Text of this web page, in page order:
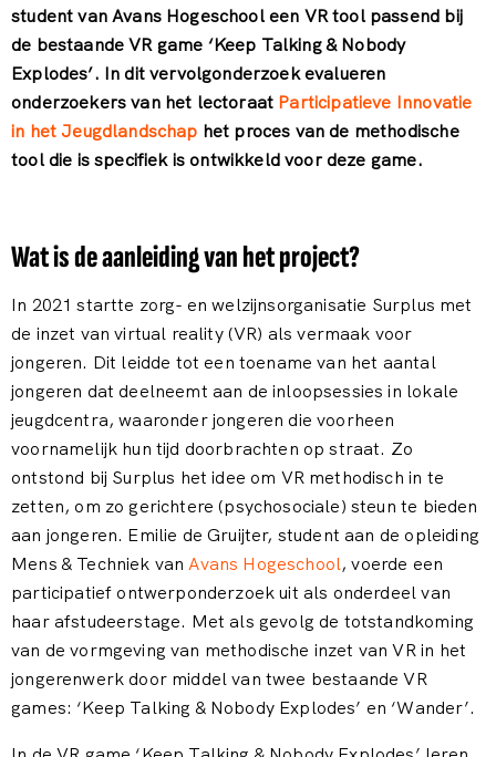
student van Avans Hogeschool een VR tool passend bij
de bestaande VR game ‘Keep Talking & Nobody
Explodes’. In dit vervolgonderzoek evalueren
onderzoekers van het lectoraat Participatieve Innovatie
in het Jeugdlandschap het proces van de methodische
tool die is specifiek is ontwikkeld voor deze game.
Wat is de aanleiding van het project?
In 2021 startte zorg- en welzijnsorganisatie Surplus met
de inzet van virtual reality (VR) als vermaak voor
jongeren. Dit leidde tot een toename van het aantal
jongeren dat deelneemt aan de inloopsessies in lokale
jeugdcentra, waaronder jongeren die voorheen
voornamelijk hun tijd doorbrachten op straat. Zo
ontstond bij Surplus het idee om VR methodisch in te
zetten, om zo gerichtere (psychosociale) steun te bieden
aan jongeren. Emilie de Gruijter, student aan de opleiding
Mens & Techniek vanAvans Hogeschool, voerde een
participatief ontwerponderzoek uit als onderdeel van
haar afstudeerstage. Met als gevolg de totstandkoming
van de vormgeving van methodische inzet van VR in het
jongerenwerk door middel van twee bestaande VR
games: ‘Keep Talking & Nobody Explodes’ en ‘Wander’.